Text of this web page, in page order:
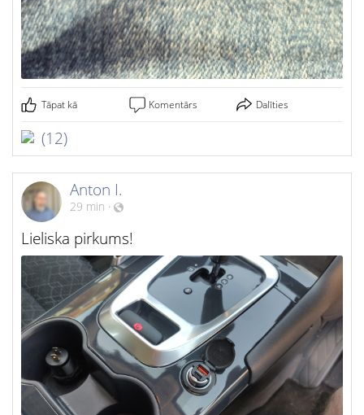
Tāpat kā Komentārs Dalīties
(12)
Anton I.
29 min ·
Lieliska pirkums!